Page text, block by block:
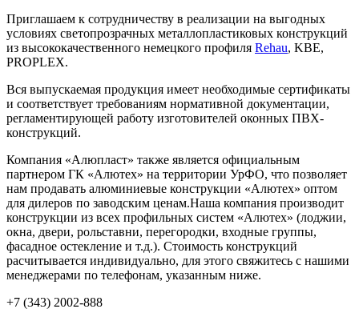
Приглашаем к сотрудничеству в реализации на выгодных
условиях светопрозрачных металлопластиковых конструкций
из высококачественного немецкого профиля Rehau, KBE,
PROPLEX.
Вся выпускаемая продукция имеет необходимые сертификаты
и соответствует требованиям нормативной документации,
регламентирующей работу изготовителей оконных ПВХ-
конструкций.
Компания «Алюпласт» также является официальным
партнером ГК «Алютех» на территории УрФО, что позволяет
нам продавать алюминиевые конструкции «Алютех» оптом
для дилеров по заводским ценам.Наша компания производит
конструкции из всех профильных систем «Алютех» (лоджии,
окна, двери, рольставни, перегородки, входные группы,
фасадное остекление и т.д.). Стоимость конструкций
расчитывается индивидуально, для этого свяжитесь с нашими
менеджерами по телефонам, указанным ниже.
+7 (343) 2002-888